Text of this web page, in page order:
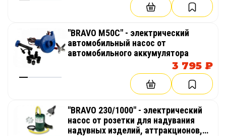
"BRAVO M50C" - электрический
автомобильный насос от
автомобильного аккумулятора
3 795 ₽
"BRAVO 230/1000" - электрический
насос от розетки для надувания
надувных изделий, аттракционов,